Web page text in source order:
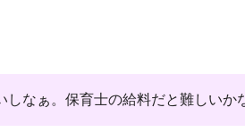
なぁ。保育士の給料だと難しいか